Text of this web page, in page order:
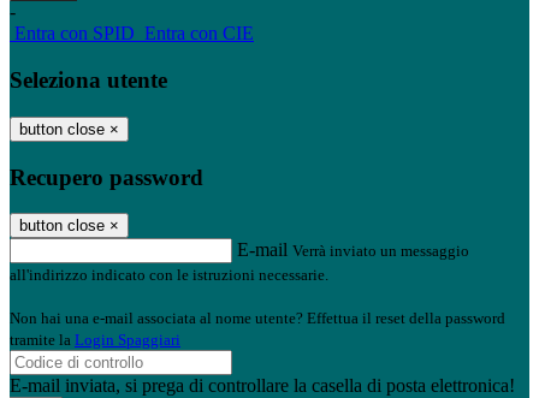
-
Entra con SPID Entra con CIE
Seleziona utente
button close ×
Recupero password
button close ×
E-mail Verrà inviato un messaggio
all'indirizzo indicato con le istruzioni necessarie.
Non hai una e-mail associata al nome utente? Effettua il reset della password
tramite la Login Spaggiari
E-mail inviata, si prega di controllare la casella di posta elettronica!